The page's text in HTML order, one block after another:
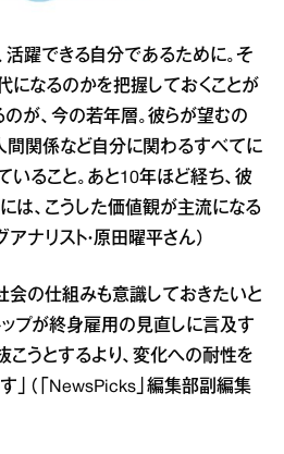
活躍できる自分であるために。そ
になるのかを把握しておくことが
のが、今の若年層。彼らが望むの
間関係など自分に関わるすべてに
いること。あと10年ほど経ち、彼
は、こうした価値観が主流になる
アナリスト・原田曜平さん）
会の仕組みも意識しておきたいと
ップが終身雇用の見直しに言及す
こうとするより、変化への耐性を
」（「NewsPicks」編集部副編集